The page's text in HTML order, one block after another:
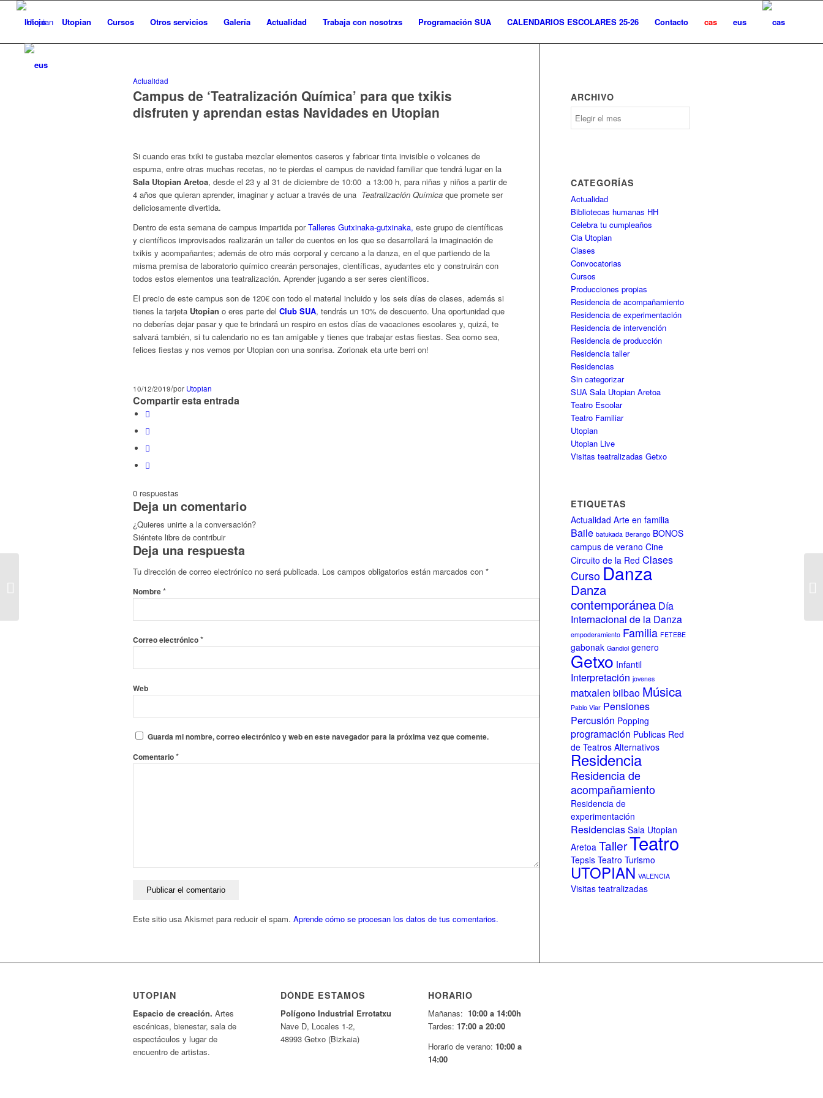
Inicio Utopian Cursos Otros servicios Galería Actualidad Trabaja con nosotrxs Programación SUA CALENDARIOS ESCOLARES 25-26 Contacto cas eus
Actualidad
Campus de ‘Teatralización Química’ para que txikis
disfruten y aprendan estas Navidades en Utopian
Si cuando eras txiki te gustaba mezclar elementos caseros y fabricar tinta invisible o volcanes de
espuma, entre otras muchas recetas, no te pierdas el campus de navidad familiar que tendrá lugar en la
Sala Utopian Aretoa, desde el 23 y al 31 de diciembre de 10:00 a 13:00 h, para niñas y niños a partir de
4 años que quieran aprender, imaginar y actuar a través de una Teatralización Química que promete ser
deliciosamente divertida.
Dentro de esta semana de campus impartida porTalleres Gutxinaka-gutxinaka, este grupo de científicas
y científicos improvisados realizarán un taller de cuentos en los que se desarrollará la imaginación de
txikis y acompañantes; además de otro más corporal y cercano a la danza, en el que partiendo de la
misma premisa de laboratorio químico crearán personajes, científicas, ayudantes etc y construirán con
todos estos elementos una teatralización. Aprender jugando a ser seres científicos.
El precio de este campus son de 120€ con todo el material incluido y los seis días de clases, además si
tienes la tarjeta Utopian o eres parte del Club SUA, tendrás un 10% de descuento. Una oportunidad que
no deberías dejar pasar y que te brindará un respiro en estos días de vacaciones escolares y, quizá, te
salvará también, si tu calendario no es tan amigable y tienes que trabajar estas fiestas. Sea como sea,
felices fiestas y nos vemos por Utopian con una sonrisa. Zorionak eta urte berri on!
10/12/2019/por Utopian
Compartir esta entrada
0 respuestas
Deja un comentario
¿Quieres unirte a la conversación?
Siéntete libre de contribuir
Deja una respuesta
Tu dirección de correo electrónico no será publicada. Los campos obligatorios están marcados con *
Nombre*
Correo electrónico*
Web
Guarda mi nombre, correo electrónico y web en este navegador para la próxima vez que comente.
Comentario*
Este sitio usa Akismet para reducir el spam. Aprende cómo se procesan los datos de tus comentarios.
ARCHIVO
CATEGORÍAS
Actualidad
Bibliotecas humanas HH
Celebra tu cumpleaños
Cia Utopian
Clases
Convocatorias
Cursos
Producciones propias
Residencia de acompañamiento
Residencia de experimentación
Residencia de intervención
Residencia de producción
Residencia taller
Residencias
Sin categorizar
SUA Sala Utopian Aretoa
Teatro Escolar
Teatro Familiar
Utopian
Utopian Live
Visitas teatralizadas Getxo
ETIQUETAS
Actualidad Arte en familia
Baile batukada Berango BONOS
campus de verano Cine
Circuito de la Red Clases
Curso Danza
Danza
contemporánea Día
Internacional de la Danza
empoderamiento Familia FETEBE
gabonak Gandiol genero
Getxo Infantil
Interpretación jovenes
matxalen bilbao Música
Pablo Viar Pensiones
Percusión Popping
programación Publicas Red
de Teatros Alternativos
Residencia
Residencia de
acompañamiento
Residencia de
experimentación
Residencias Sala Utopian
Aretoa TallerTeatro
Tepsis Teatro Turismo
UTOPIAN VALENCIA
Visitas teatralizadas
UTOPIAN
Espacio de creación. Artes
escénicas, bienestar, sala de
espectáculos y lugar de
encuentro de artistas.
DÓNDE ESTAMOS
Polígono Industrial Errotatxu
Nave D, Locales 1-2,
48993 Getxo (Bizkaia)
HORARIO
Mañanas: 10:00 a 14:00h
Tardes: 17:00 a 20:00
Horario de verano: 10:00 a
14:00